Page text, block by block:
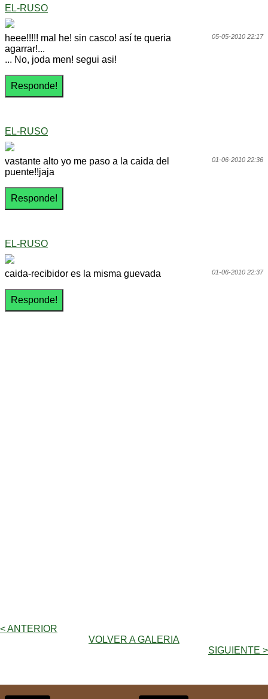
EL-RUSO
05-05-2010 22:17
heee!!!!! mal he! sin casco! así te queria
agarrar!...
... No, joda men! segui asi!
EL-RUSO
01-06-2010 22:36
vastante alto yo me paso a la caida del
puente!!jaja
EL-RUSO
01-06-2010 22:37
caida-recibidor es la misma guevada
< ANTERIOR
VOLVER A GALERIA
SIGUIENTE >